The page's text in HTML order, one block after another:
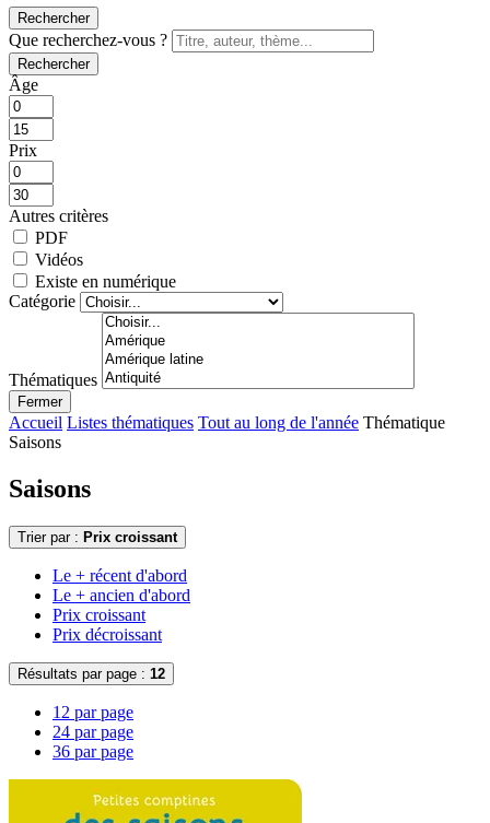
Rechercher
Que recherchez-vous ?
Rechercher
Âge
Prix
Autres critères
PDF
Vidéos
Existe en numérique
Catégorie
Thématiques
Fermer
Accueil Listes thématiques Tout au long de l'année Thématique
Saisons
Saisons
Trier par : Prix croissant
Le + récent d'abord
Le + ancien d'abord
Prix croissant
Prix décroissant
Résultats par page : 12
12 par page
24 par page
36 par page